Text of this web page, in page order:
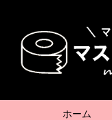
ホーム